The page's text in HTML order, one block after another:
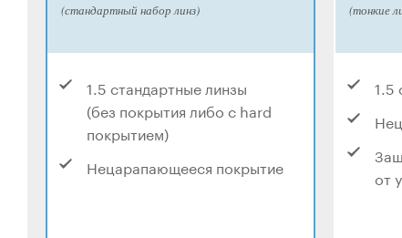
(стандартный набор линз)
1.5 стандартные линзы
(без покрытия либо с hard
покрытием)
Нецарапающееся покрытие
(тонкие
1.5
от